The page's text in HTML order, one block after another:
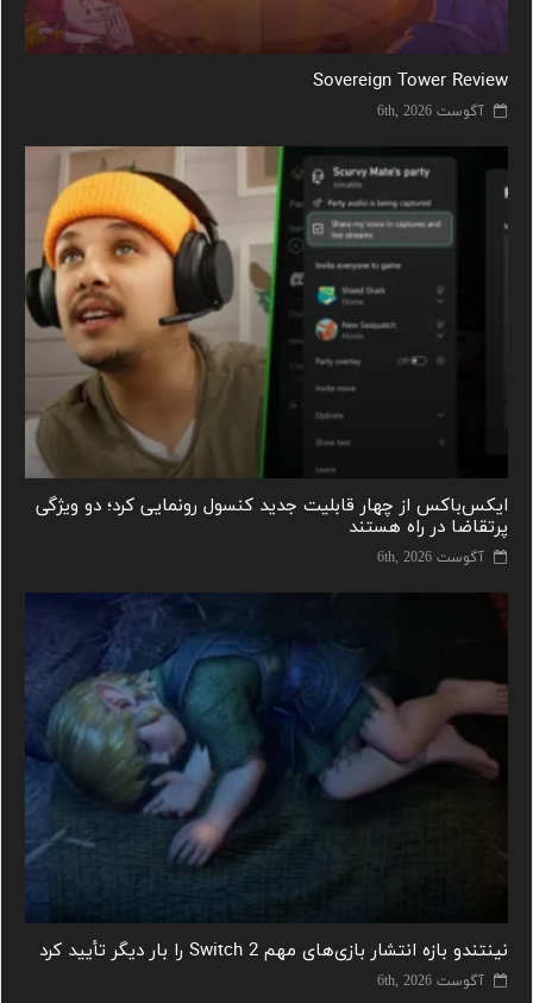
Sovereign Tower Review
آگوست 6th, 2026
ایکس‌باکس از چهار قابلیت جدید کنسول رونمایی کرد؛ دو ویژگی
پرتقاضا در راه هستند
آگوست 6th, 2026
نینتندو بازه انتشار بازی‌های مهم Switch 2 را بار دیگر تأیید کرد
آگوست 6th, 2026